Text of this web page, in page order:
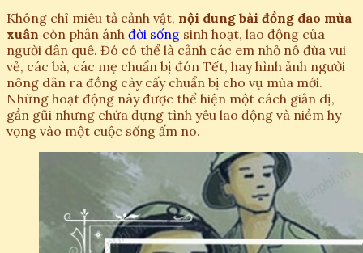
Không chỉ miêu tả cảnh vật, nội dung bài đồng dao mùa
xuân còn phản ánh đời sống sinh hoạt, lao động của
người dân quê. Đó có thể là cảnh các em nhỏ nô đùa vui
vẻ, các bà, các mẹ chuẩn bị đón Tết, hay hình ảnh người
nông dân ra đồng cày cấy chuẩn bị cho vụ mùa mới.
Những hoạt động này được thể hiện một cách giản dị,
gần gũi nhưng chứa đựng tình yêu lao động và niềm hy
vọng vào một cuộc sống ấm no.